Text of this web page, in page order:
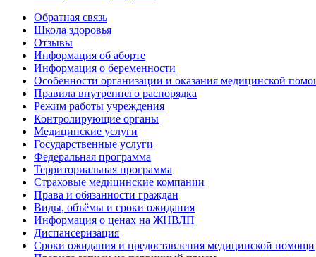
Обратная связь
Школа здоровья
Отзывы
Информация об аборте
Информация о беременности
Особенности организации и оказания медицинской
Правила внутреннего распорядка
Режим работы учреждения
Контролирующие органы
Медицинские услуги
Государственные услуги
Федеральная программа
Территориальная программа
Страховые медицинские компании
Права и обязанности граждан
Виды, объёмы и сроки ожидания
Информация о ценах на ЖНВЛП
Диспансеризация
Сроки ожидания и предоставления медицинской помощи